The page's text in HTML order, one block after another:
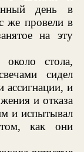
день в
же провели в
на эту
около стола,
сидел
ассигнации, и
и отказа
и испытывал
как они